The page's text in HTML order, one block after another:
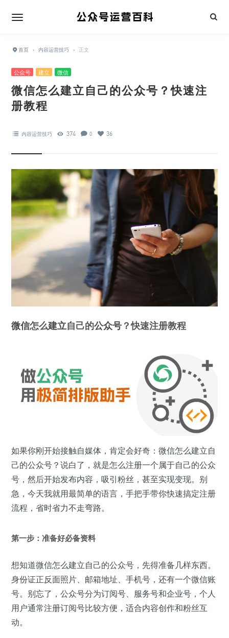
首页 › 内容运营技巧 › 正文
公众号 建立 微信
微信怎么建立自己的公众号？快速注
册教程
内容运营技巧 374 0 36
微信怎么建立自己的公众号 ？快速注册教程
如果你刚开始接触自媒体，肯定会好奇：微信怎么建立自
己的公众号？说白了，就是怎么注册一个属于自己的公众
号，然后开始发布内容，吸引粉丝，甚至实现变现。别
急，今天我就用最简单的语言，手把手带你快速搞定注册
流程，省时省力不走弯路。
第一步：准备好必备资料
想知道微信怎么建立自己的公众号，先得准备几样东西。
身份证正反面照片、邮箱地址、手机号，还有一个微信账
号。别忘了，公众号分为订阅号、服务号和企业号，个人
用户通常注册订阅号比较方便，适合内容创作和粉丝互
动。